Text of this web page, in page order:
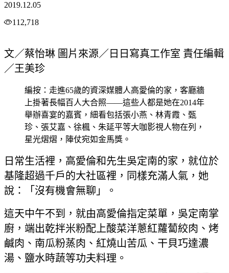
2019.12.05
112,718
文／蔡怡琳 圖片來源／日日寫真工作室 責任編輯
／王美珍
編按：走進65歲的資深媒體人高愛倫的家，客廳牆
上掛著長幅百人大合照——這些人都是她在2014年
舉辦喜宴的嘉賓，細看包括張小燕、林青霞、甄
珍、張艾嘉、徐楓、朱延平等大咖影視人物在列，
星光熠熠，陣仗宛如金馬獎。
日常生活裡，高愛倫和先生吳定南的家，就位於
基隆超過千戶的大社區裡，同樣充滿人氣，她
說：「沒有機會無聊」。
這天中午不到，就由高愛倫指定菜單，吳定南掌
廚，端出乾拌米粉配上酸菜洋蔥紅蘿蔔絞肉、烤
鹹肉、南瓜粉蒸肉、紅燒山苦瓜、干貝巧達濃
湯、鹽水時蔬等功夫料理。